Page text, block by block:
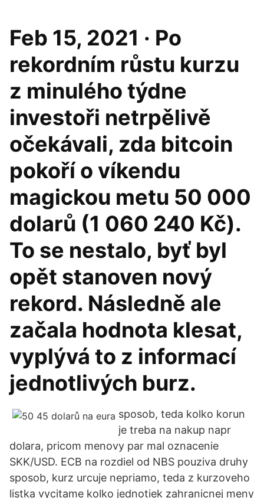
Feb 15, 2021 · Po
rekordním růstu kurzu
z minulého týdne
investoři netrpělivě
očekávali, zda bitcoin
pokoří o víkendu
magickou metu 50 000
dolarů (1 060 240 Kč).
To se nestalo, byť byl
opět stanoven nový
rekord. Následně ale
začala hodnota klesat,
vyplývá to z informací
jednotlivých burz.
sposob, teda kolko korun
je treba na nakup napr
dolara, pricom menovy par mal oznacenie
SKK/USD. ECB na rozdiel od NBS pouziva druhy
sposob, kurz urcuje nepriamo, teda z kurzoveho
listka vycitame kolko jednotiek zahranicnej meny